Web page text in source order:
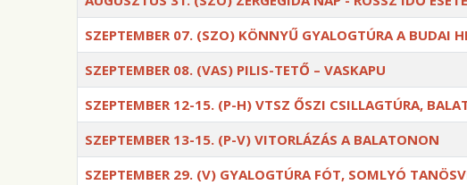
SZEPTEMBER 07. (SZO) KÖNNYŰ GYALOGTÚRA A BUDAI
SZEPTEMBER 08. (VAS) PILIS-TETŐ – VASKAPU
SZEPTEMBER 12-15. (P-H) VTSZ ŐSZI CSILLAGTÚRA,
SZEPTEMBER 13-15. (P-V) VITORLÁZÁS A BALATONON
SZEPTEMBER 29. (V) GYALOGTÚRA FÓT, SOMLYÓ